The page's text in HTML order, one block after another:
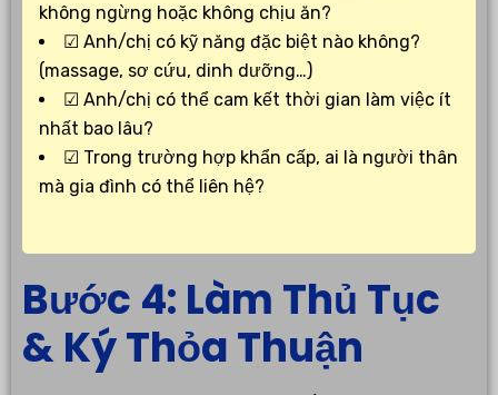
không ngừng hoặc không chịu ăn?
☑ Anh/chị có kỹ năng đặc biệt nào không?
(massage, sơ cứu, dinh dưỡng…)
☑ Anh/chị có thể cam kết thời gian làm việc ít
nhất bao lâu?
☑ Trong trường hợp khẩn cấp, ai là người thân
mà gia đình có thể liên hệ?
Bước 4: Làm Thủ Tục
& Ký Thỏa Thuận